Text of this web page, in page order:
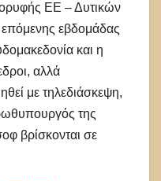
ΕΕ – Δυτικών
επόμενης εβδομάδας
και η
αλλά
με τηλεδιάσκεψη,
της
βρίσκονται σε